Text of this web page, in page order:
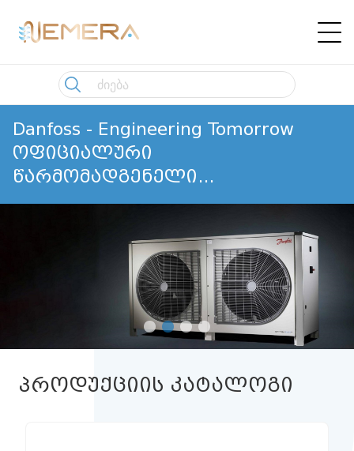
Danfoss - Engineering Tomorrow
ოფიციალური
წარმომადგენელი
საქართველოში
პროდუქციის კატალოგი